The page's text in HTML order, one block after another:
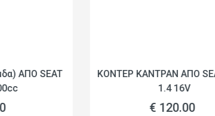
ΚΟΝΤΕΡ ΚΑΝΤΡΑΝ ΑΠΟ SEAT LEON